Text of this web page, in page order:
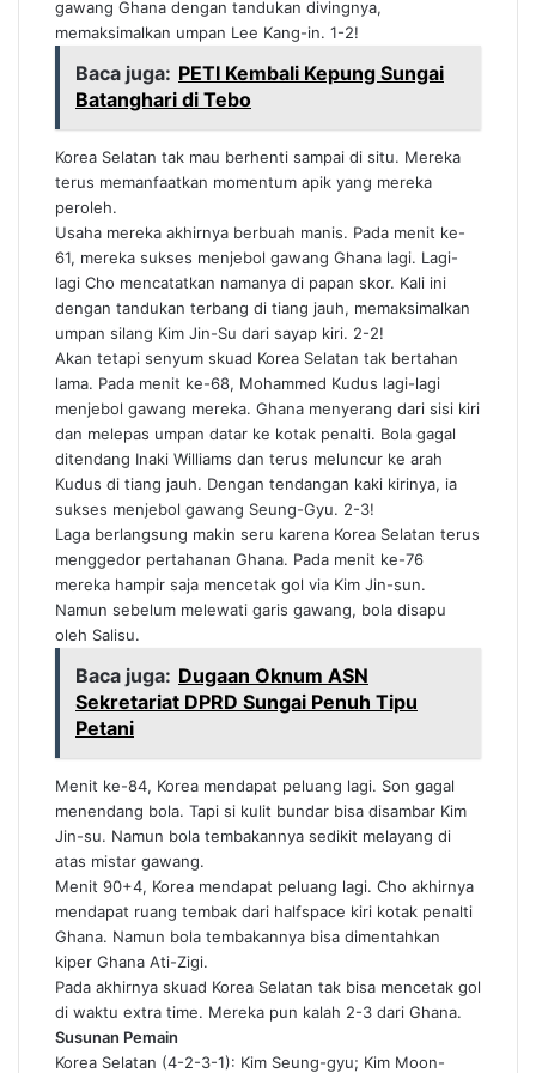
gawang Ghana dengan tandukan divingnya,
memaksimalkan umpan Lee Kang-in. 1-2!
Baca juga: PETI Kembali Kepung Sungai
Batanghari di Tebo
Korea Selatan tak mau berhenti sampai di situ. Mereka
terus memanfaatkan momentum apik yang mereka
peroleh.
Usaha mereka akhirnya berbuah manis. Pada menit ke-
61, mereka sukses menjebol gawang Ghana lagi. Lagi-
lagi Cho mencatatkan namanya di papan skor. Kali ini
dengan tandukan terbang di tiang jauh, memaksimalkan
umpan silang Kim Jin-Su dari sayap kiri. 2-2!
Akan tetapi senyum skuad Korea Selatan tak bertahan
lama. Pada menit ke-68, Mohammed Kudus lagi-lagi
menjebol gawang mereka. Ghana menyerang dari sisi kiri
dan melepas umpan datar ke kotak penalti. Bola gagal
ditendang Inaki Williams dan terus meluncur ke arah
Kudus di tiang jauh. Dengan tendangan kaki kirinya, ia
sukses menjebol gawang Seung-Gyu. 2-3!
Laga berlangsung makin seru karena Korea Selatan terus
menggedor pertahanan Ghana. Pada menit ke-76
mereka hampir saja mencetak gol via Kim Jin-sun.
Namun sebelum melewati garis gawang, bola disapu
oleh Salisu.
Baca juga: Dugaan Oknum ASN
Sekretariat DPRD Sungai Penuh Tipu
Petani
Menit ke-84, Korea mendapat peluang lagi. Son gagal
menendang bola. Tapi si kulit bundar bisa disambar Kim
Jin-su. Namun bola tembakannya sedikit melayang di
atas mistar gawang.
Menit 90+4, Korea mendapat peluang lagi. Cho akhirnya
mendapat ruang tembak dari halfspace kiri kotak penalti
Ghana. Namun bola tembakannya bisa dimentahkan
kiper Ghana Ati-Zigi.
Pada akhirnya skuad Korea Selatan tak bisa mencetak gol
di waktu extra time. Mereka pun kalah 2-3 dari Ghana.
Susunan Pemain
Korea Selatan (4-2-3-1): Kim Seung-gyu; Kim Moon-